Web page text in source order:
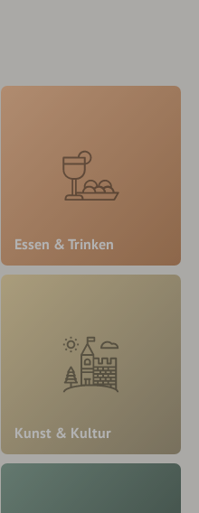
Essen & Trinken
Kunst & Kultur